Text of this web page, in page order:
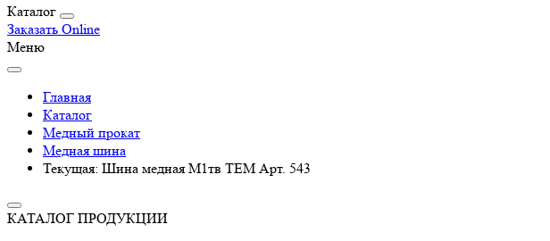
Каталог
Заказать Online
Меню
Главная
Каталог
Медный прокат
Медная шина
Текущая: Шина медная М1тв TEM Арт. 543
КАТАЛОГ ПРОДУКЦИИ